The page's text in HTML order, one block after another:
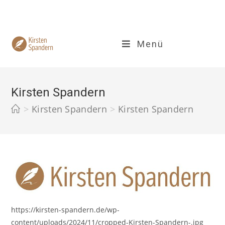
Menü
Kirsten Spandern
> Kirsten Spandern > Kirsten Spandern
https://kirsten-spandern.de/wp-
content/uploads/2024/11/cropped-Kirsten-Spandern-.jpg